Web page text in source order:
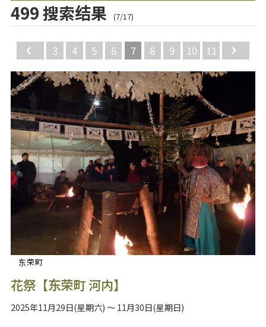
499 搜索结果 (7/17)
Back
3 4 5 6 7 8 9 10 11
东荣町
花祭【东荣町 河内】
2025年11月29日(星期六) ～ 11月30日(星期日)